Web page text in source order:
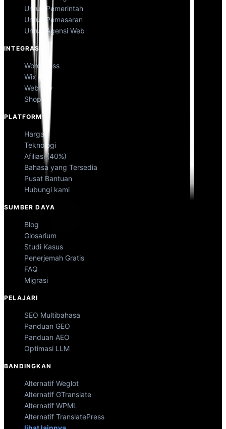
Untuk Pemerintah
Untuk Pemasaran
Untuk Agensi Web
INTEGRASI
WordPress
Wix
Webflow
Shopify
PLATFORM
Harga
Teknologi
Afiliasi (40%)
Bahasa yang Tersedia
Pusat Bantuan
Hubungi kami
SUMBER DAYA
Blog
Glosarium
Studi Kasus
Penerjemah Gratis
FAQ
Migrasi
PELAJARI
SEO Multibahasa
Panduan GEO
Panduan AEO
Optimasi LLM
BANDINGKAN
Alternatif Weglot
Alternatif GTranslate
Alternatif WPML
Alternatif TranslatePress